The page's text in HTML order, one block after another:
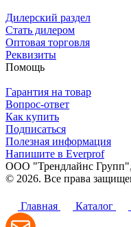
Дилерский раздел
Стать дилером
Оптовая торговля
Реквизиты
Помощь
Гарантия на товар
Вопрос-ответ
Как купить
Подписаться
Полезная информация
Напишите в Everprof
ООО "Трендлайнс
© 2026. Все права
Главная
Каталог